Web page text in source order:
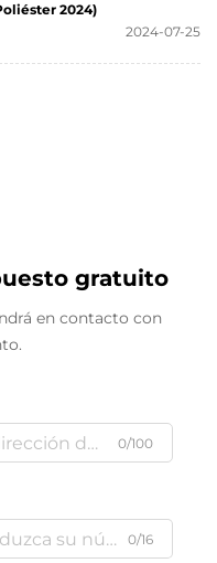
2024)
2024-07-25
gratuito
en contacto con
0/100
0/16